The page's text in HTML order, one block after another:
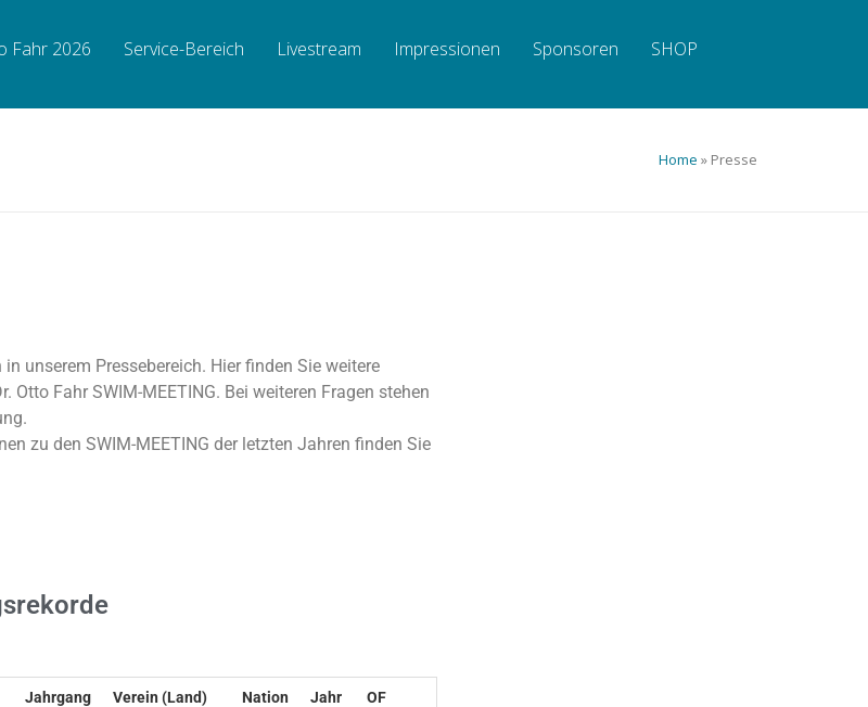
Fahr 2026 Service-Bereich Livestream Impressionen Sponsoren SHOP
Home » Presse
unserem Pressebereich. Hier finden Sie weitere
Otto Fahr SWIM-MEETING. Bei weiteren Fragen stehen
zu den SWIM-MEETING der letzten Jahren finden Sie
Jahrgang Verein (Land) Nation Jahr
OF